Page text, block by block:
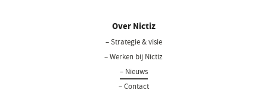
Over Nictiz
– Strategie & visie
– Werken bij Nictiz
– Nieuws
– Contact